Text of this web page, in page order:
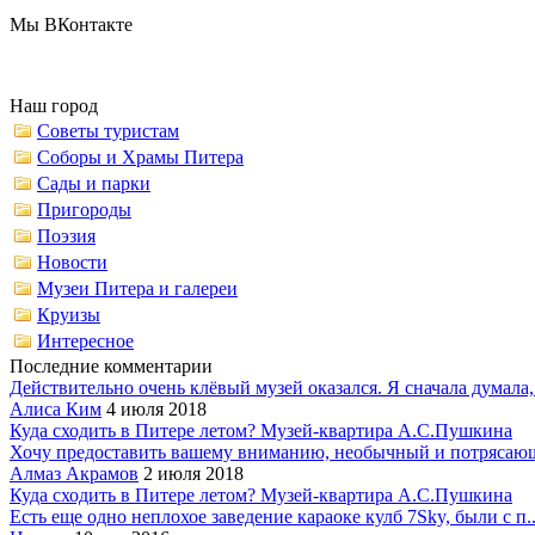
Мы ВКонтакте
Наш город
Советы туристам
Соборы и Храмы Питера
Сады и парки
Пригороды
Поэзия
Новости
Музеи Питера и галереи
Круизы
Интересное
Последние комментарии
Действительно очень клёвый музей оказался. Я сначала
Алиса Ким 4 июля 2018
Куда сходить в Питере летом? Музей-квартира А.С.Пушкина
Хочу предоставить вашему вниманию, необычный и
Алмаз Акрамов 2 июля 2018
Куда сходить в Питере летом? Музей-квартира А.С.Пушкина
Есть еще одно неплохое заведение караоке кулб 7Sky, были с